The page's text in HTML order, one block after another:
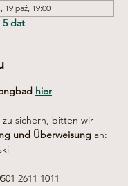
19 paź, 19:00
5 dat
hier
zu sichern, bitten wir
und Überweisung an:
2611 1011